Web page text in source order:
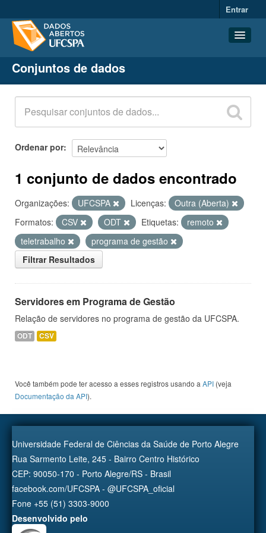
Entrar
Conjuntos de dados
Organizações
Grupos
Sobre
Conjuntos de dados
Ordenar por
1 conjunto de dados encontrado
Organizações: UFCSPA Licenças:
Outra (Aberta)
Formatos:
CSV ODT Etiquetas:
remoto
teletrabalho
programa de gestão
Filtrar Resultados
Servidores em Programa de Gestão
Relação de servidores no programa de gestão da UFCSPA.
ODT CSV
Você também pode ter acesso a esses registros usando a API (veja
Documentação da API).
Universidade Federal de Ciências da Saúde de Porto Alegre
Rua Sarmento Leite, 245 - Bairro Centro Histórico
CEP: 90050-170 - Porto Alegre/RS - Brasil
facebook.com/UFCSPA - @UFCSPA_oficial
Fone +55 (51) 3303-9000
Desenvolvido pelo